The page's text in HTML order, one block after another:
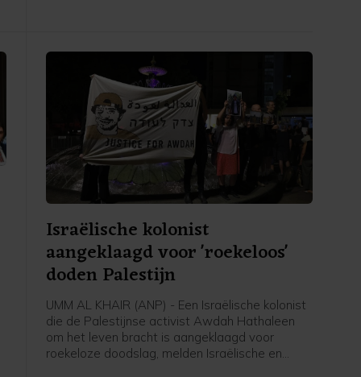
Israëlische kolonist
aangeklaagd voor 'roekeloos'
doden Palestijn
UMM AL KHAIR (ANP) - Een Israëlische kolonist
die de Palestijnse activist Awdah Hathaleen
om het leven bracht is aangeklaagd voor
roekeloze doodslag, melden Israëlische en